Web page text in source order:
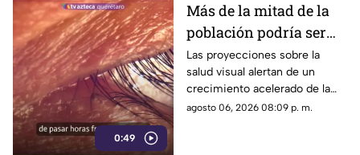
0:49
Más de la mitad de la
población podría ser
miope en 2050;
especialistas advierten
las causas
Las proyecciones sobre la
salud visual alertan de un
crecimiento acelerado de la
miopía y señalan que pasar
agosto 06, 2026 08:09 p. m.